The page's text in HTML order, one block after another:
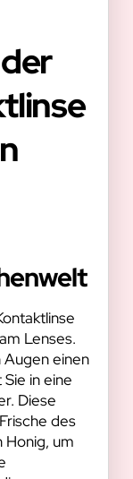
Lenses.
Augen einen
in eine
Diese
des
Honig, um